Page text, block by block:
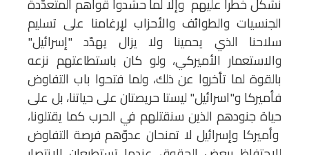
الجنسيات والطوائف والأحزاب لإرغامنا على تسليم
سلاحنا الذي يحمينا ولا يزال يهدّد "إسرائيل"
والاستعمار الأميركي، ولو كان باستطاعتهم نزعه
بالقوة لما تأخروا عن ذلك، ولما فتحوا باب التفاوض
فأميركا و"اسرائيل" ليستا حريصتان على حياتنا، بل على
حياة جنودهم الذين سنقتلهم في الحرب كما يقتلونا،
وأميركا وإسرائيل لا تمنحان عدوّهم فرصة التفاوض